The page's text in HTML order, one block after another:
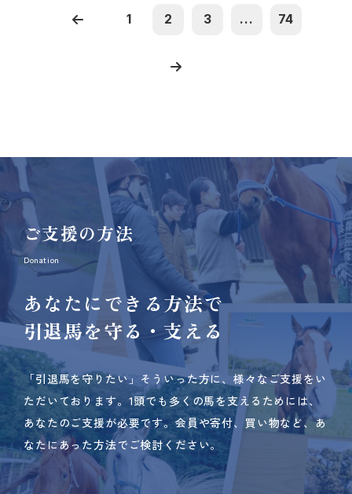
1 2 3 ... 74
ご支援の方法
Donation
あなたにできる方法で
引退馬を守る・支える
「引退馬を守りたい」そういった方に、様々なご支援をい
ただいております。 1頭でも多くの馬を支えるためには、
あなたのご支援が必要です。 会員や寄付、買い物など、あ
なたにあった方法でご検討ください。